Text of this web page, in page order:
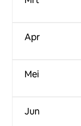
Apr
Mei
Jun